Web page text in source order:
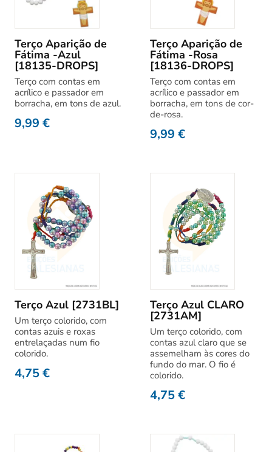
Terço Aparição de
Fátima -Azul
[18135-DROPS]
Terço com contas em
acrílico e passador em
borracha, em tons de azul.
9,99 €
Terço Aparição de
Fátima -Rosa
[18136-DROPS]
Terço com contas em
acrílico e passador em
borracha, em tons de cor-
de-rosa.
9,99 €
Terço Azul [2731BL]
Um terço colorido, com
contas azuis e roxas
entrelaçadas num fio
colorido.
4,75€
Terço Azul CLARO
[2731AM]
Um terço colorido, com
contas azul claro que se
assemelham às cores do
fundo do mar. O fio é
colorido.
4,75€